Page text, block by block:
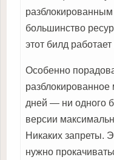
большинство
этот билд
Особенно
дней — ни одного
версии
Никаких запреты.
нужно